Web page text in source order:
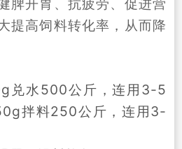
脾开胃、抗疲劳、促进营
提高饲料转化率，从而降
兑水500公斤，连用 3-5
拌料250公斤，连用3-